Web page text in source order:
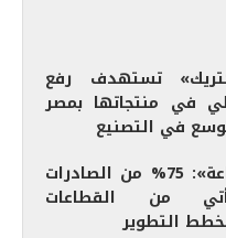
تستهدف رفع
في منتجاتها بمصر
«تحديث الصناعة»: 75% من الصادرات
من القطاعات
التطوير